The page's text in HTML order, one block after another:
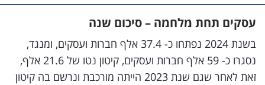
הנבחרת
השוק
עסקים תחת מלחמה – סיכום שנה
בשנת 2024 נפתחו כ- 37.4 אלף חברות ועסקים, ומנגד,
נסגרו כ- 59 אלף חברות ועסקים, קיטון נטו של 21.6 אלף,
זאת לאחר שגם שנת 2023 הייתה מורכבת ונרשם בה קיטון